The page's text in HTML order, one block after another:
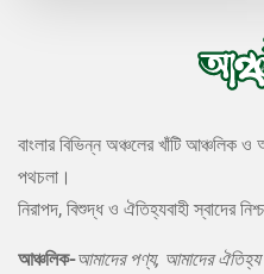
বাংলার বিভিন্ন অঞ্চলের খাঁটি আঞ্চলিক ও
পথচলা।
নিরাপদ, বিশুদ্ধ ও ঐতিহ্যবাহী স্বাদের
আঞ্চলিক-আমাদের পণ্য, আমাদের ঐতিহ্য